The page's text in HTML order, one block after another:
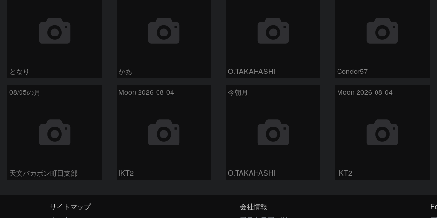
となり かあ O.TAKAHASHI Condor57
08/05の月
天文バカボン町田支部
Moon 2026-08-04
IKT2
今朝月
O.TAKAHASHI
Moon 2026-08-04
IKT2
サイトマップ
会社情報